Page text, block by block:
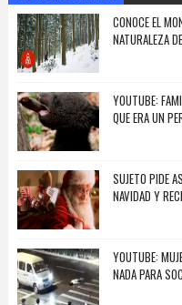
CONOCE EL
NATURALEZA
YOUTUBE:
QUE ERA UN
SUJETO PIDE
NAVIDAD Y
YOUTUBE:
NADA PARA